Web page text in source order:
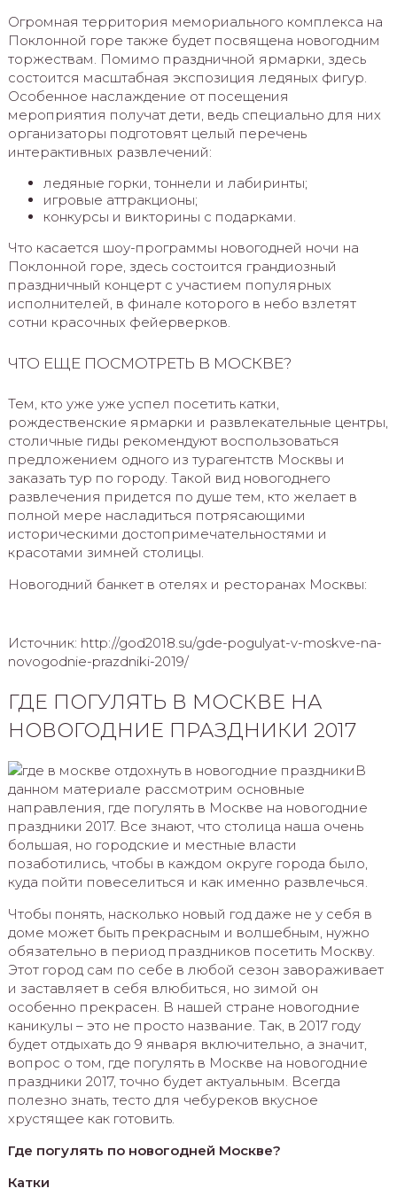
Огромная территория мемориального комплекса на
Поклонной горе также будет посвящена новогодним
торжествам. Помимо праздничной ярмарки, здесь
состоится масштабная экспозиция ледяных фигур.
Особенное наслаждение от посещения
мероприятия получат дети, ведь специально для них
организаторы подготовят целый перечень
интерактивных развлечений:
ледяные горки, тоннели и лабиринты;
игровые аттракционы;
конкурсы и викторины с подарками.
Что касается шоу-программы новогодней ночи на
Поклонной горе, здесь состоится грандиозный
праздничный концерт с участием популярных
исполнителей, в финале которого в небо взлетят
сотни красочных фейерверков.
ЧТО ЕЩЕ ПОСМОТРЕТЬ В МОСКВЕ?
Тем, кто уже уже успел посетить катки,
рождественские ярмарки и развлекательные центры,
столичные гиды рекомендуют воспользоваться
предложением одного из турагентств Москвы и
заказать тур по городу. Такой вид новогоднего
развлечения придется по душе тем, кто желает в
полной мере насладиться потрясающими
историческими достопримечательностями и
красотами зимней столицы.
Новогодний банкет в отелях и ресторанах Москвы:
Источник: http://god2018.su/gde-pogulyat-v-moskve-na-
novogodnie-prazdniki-2019/
ГДЕ ПОГУЛЯТЬ В МОСКВЕ НА
НОВОГОДНИЕ ПРАЗДНИКИ 2017
В
данном материале рассмотрим основные
направления, где погулять в Москве на новогодние
праздники 2017. Все знают, что столица наша очень
большая, но городские и местные власти
позаботились, чтобы в каждом округе города было,
куда пойти повеселиться и как именно развлечься.
Чтобы понять, насколько новый год даже не у себя в
доме может быть прекрасным и волшебным, нужно
обязательно в период праздников посетить Москву.
Этот город сам по себе в любой сезон завораживает
и заставляет в себя влюбиться, но зимой он
особенно прекрасен. В нашей стране новогодние
каникулы – это не просто название. Так, в 2017 году
будет отдыхать до 9 января включительно, а значит,
вопрос о том, где погулять в Москве на новогодние
праздники 2017, точно будет актуальным. Всегда
полезно знать, тесто для чебуреков вкусное
хрустящее как готовить.
Где погулять по новогодней Москве?
Катки